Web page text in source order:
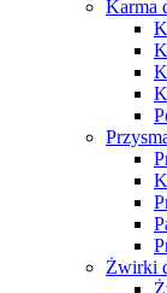
Karma
Żwirki